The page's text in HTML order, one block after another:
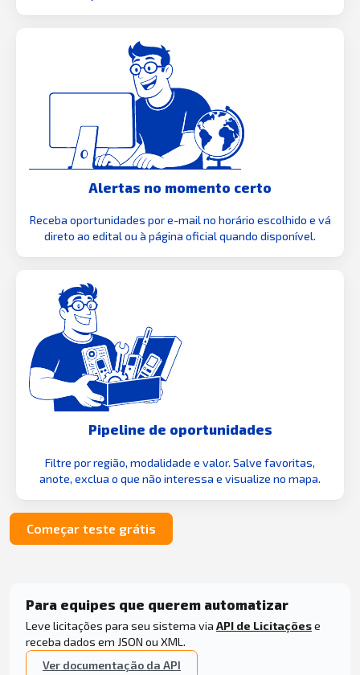
Alertas no momento certo
Receba oportunidades por e-mail no horário escolhido e vá
direto ao edital ou à página oficial quando disponível.
Pipeline de oportunidades
Filtre por região, modalidade e valor. Salve favoritas,
anote, exclua o que não interessa e visualize no mapa.
Começar teste grátis
Para equipes que querem automatizar
Leve licitações para seu sistema via API de Licitaçõese
receba dados em JSON ou XML.
Ver documentação da API